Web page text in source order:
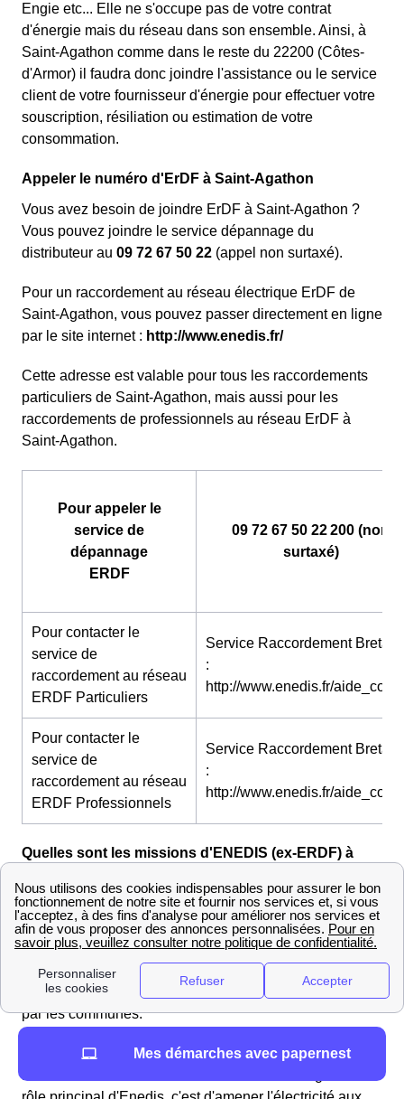
Engie etc... Elle ne s'occupe pas de votre contrat
d'énergie mais du réseau dans son ensemble. Ainsi, à
Saint-Agathon comme dans le reste du 22200 (Côtes-
d'Armor) il faudra donc joindre l'assistance ou le service
client de votre fournisseur d'énergie pour effectuer votre
souscription, résiliation ou estimation de votre
consommation.
Appeler le numéro d'ErDF à Saint-Agathon
Vous avez besoin de joindre ErDF à Saint-Agathon ?
Vous pouvez joindre le service dépannage du
distributeur au 09 72 67 50 22 (appel non surtaxé).
Pour un raccordement au réseau électrique ErDF de
Saint-Agathon, vous pouvez passer directement en ligne
par le site internet : http://www.enedis.fr/
Cette adresse est valable pour tous les raccordements
particuliers de Saint-Agathon, mais aussi pour les
raccordements de professionnels au réseau ErDF à
Saint-Agathon.
Pour appeler le
service de
dépannage
ERDF
09 72 67 50 22 200 (non
surtaxé)
Pour contacter le
service de
raccordement au réseau
ERDF Particuliers
Service Raccordement
:
http://www.enedis.fr/
Pour contacter le
service de
raccordement au réseau
ERDF Professionnels
Service Raccordement
:
http://www.enedis.fr/
Quelles sont les missions d'ENEDIS (ex-ERDF) à
à Saint-Agathon, Enedis est ce qu'on appelle un
gestionnaire de réseau de distribution, ou un
distributeur. Il a le monopole de cette activité sur 95% du
territoire français, les 5% restants étant gérés par des
Entreprises Locales de Distribution (ELD) mandatées
par les communes.
Il ne faut pas confondre le distributeur avec les
Mes démarches avec papernest